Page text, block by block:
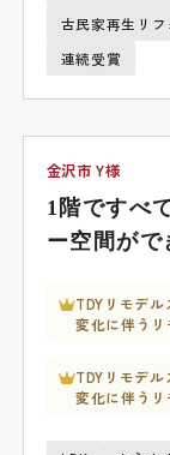
古民家再生リフ
連続受賞
金沢市 Y様
1階ですべ
ー空間がで
TDYリモデ
変化に伴う
TDYリモデ
変化に伴う